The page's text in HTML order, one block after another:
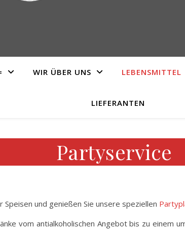
WIR ÜBER UNS LEBENSMITTEL
LIEFERANTEN
Partyservice
und genießen Sie unsere speziellen
vom antialkoholischen Angebot bis zu einem